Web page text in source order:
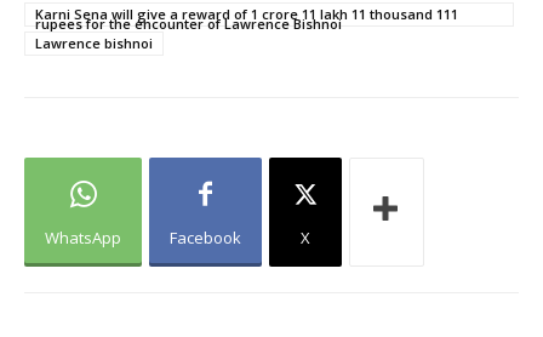
Karni Sena will give a reward of 1 crore 11 lakh 11 thousand 111
rupees for the encounter of Lawrence Bishnoi
Lawrence bishnoi
WhatsApp Facebook X